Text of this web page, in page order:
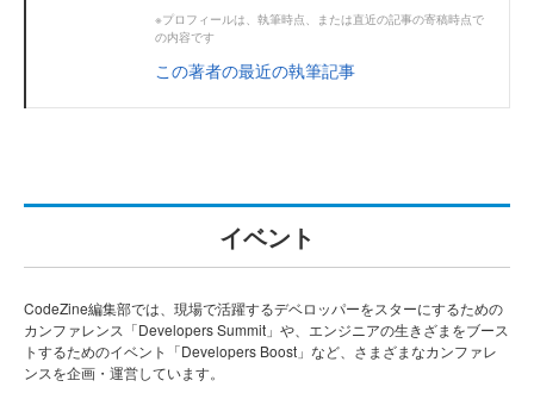
※プロフィールは、執筆時点、または直近の記事の寄稿時点で
の内容です
この著者の最近の執筆記事
イベント
CodeZine編集部では、現場で活躍するデベロッパーをスターにするための
カンファレンス「Developers Summit」や、エンジニアの生きざまをブース
トするためのイベント「Developers Boost」など、さまざまなカンファレ
ンスを企画・運営しています。